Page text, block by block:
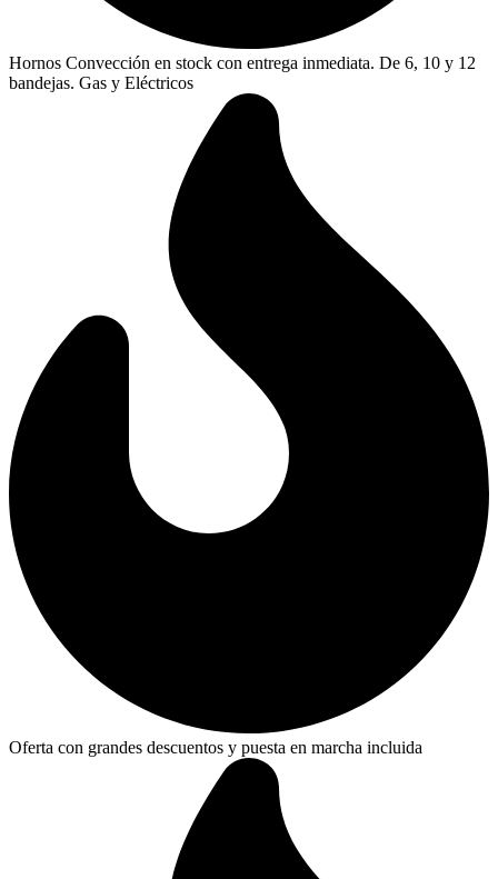
Hornos Convección en stock con entrega inmediata. De 6, 10 y 12
bandejas. Gas y Eléctricos
Oferta con grandes descuentos y puesta en marcha incluida